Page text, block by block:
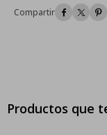
  
Productos que